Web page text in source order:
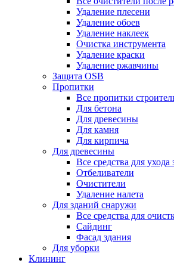
Удаление плесени
Удаление обоев
Удаление наклеек
Очистка инструмента
Удаление краски
Удаление ржавчины
Защита OSB
Пропитки
Все пропитки
Для бетона
Для древесины
Для камня
Для кирпича
Для древесины
Все средства для ухода
Отбеливатели
Очистители
Удаление налета
Для зданий снаружи
Все средства для
Сайдинг
Фасад здания
Для уборки
Клининг